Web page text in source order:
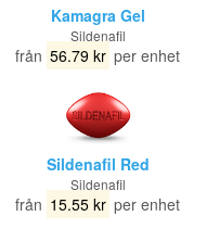
Kamagra Gel
Sildenafil
från 56.79 kr per enhet
Sildenafil Red
Sildenafil
från 15.55 kr per enhet